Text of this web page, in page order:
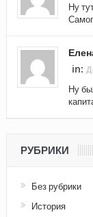
Ну
in:
Ну
РУБРИКИ
Без рубрики
История